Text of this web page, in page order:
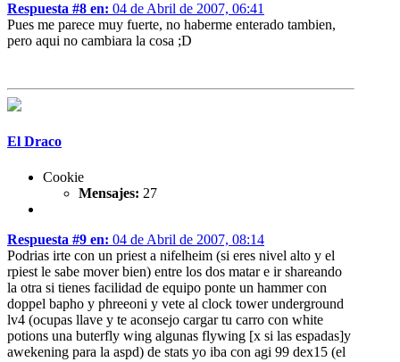
Respuesta #8 en: 04 de Abril de 2007, 06:41
Pues me parece muy fuerte, no haberme enterado tambien,
pero aqui no cambiara la cosa ;D
El Draco
Cookie
Mensajes: 27
Respuesta #9 en: 04 de Abril de 2007, 08:14
Podrias irte con un priest a nifelheim (si eres nivel alto y el
rpiest le sabe mover bien) entre los dos matar e ir shareando
la otra si tienes facilidad de equipo ponte un hammer con
doppel bapho y phreeoni y vete al clock tower underground
lv4 (ocupas llave y te aconsejo cargar tu carro con white
potions una buterfly wing algunas flywing [x si las espadas]y
awekening para la aspd) de stats yo iba con agi 99 dex15 (el